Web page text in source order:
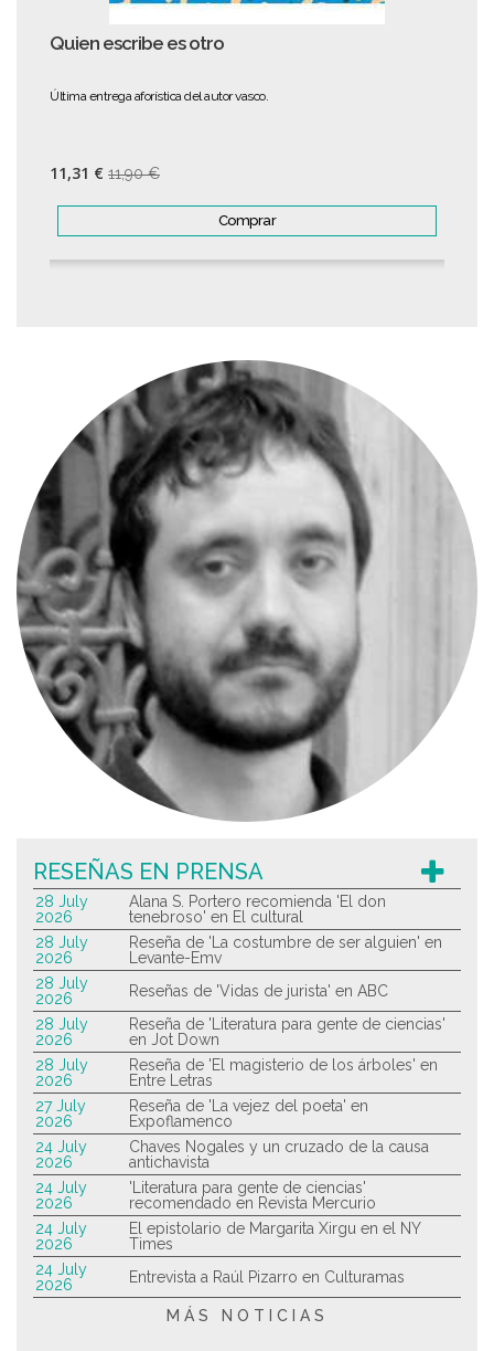
Quien escribe es otro
Última entrega aforística del autor vasco.
11,31 € 11,90 €
Comprar
RESEÑAS EN PRENSA
28 July
2026
Alana S. Portero recomienda 'El don
tenebroso' en El cultural
28 July
2026
Reseña de 'La costumbre de ser alguien' en
Levante-Emv
28 July
2026
Reseñas de 'Vidas de jurista' en ABC
28 July
2026
Reseña de 'Literatura para gente de ciencias'
en Jot Down
28 July
2026
Reseña de 'El magisterio de los árboles' en
Entre Letras
27 July
2026
Reseña de 'La vejez del poeta' en
Expoflamenco
24 July
2026
Chaves Nogales y un cruzado de la causa
antichavista
24 July
2026
'Literatura para gente de ciencias'
recomendado en Revista Mercurio
24 July
2026
El epistolario de Margarita Xirgu en el NY
Times
24 July
2026
Entrevista a Raúl Pizarro en Culturamas
MÁS NOTICIAS